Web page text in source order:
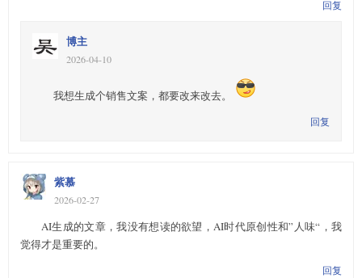
回复
博主
2026-04-10
我想生成个销售文案，都要改来改去。
回复
紫慕
2026-02-27
AI生成的文章，我没有想读的欲望，AI时代原创性和”人味“，我
觉得才是重要的。
回复